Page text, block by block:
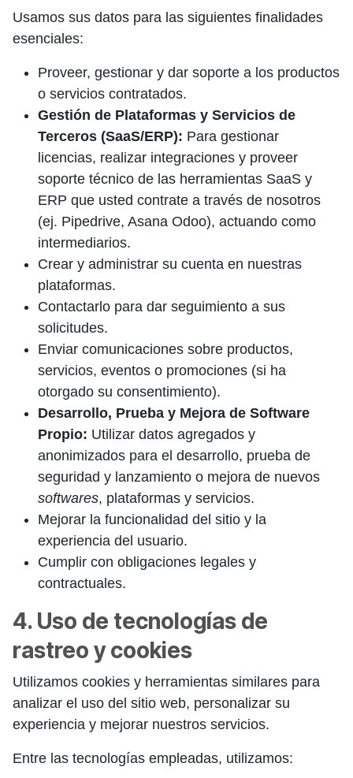
Usamos sus datos para las siguientes finalidades
esenciales:
Proveer, gestionar y dar soporte a los productos
o servicios contratados.
Gestión de Plataformas y Servicios de
Terceros (SaaS/ERP): Para gestionar
licencias, realizar integraciones y proveer
soporte técnico de las herramientas SaaS y
ERP que usted contrate a través de nosotros
(ej. Pipedrive, Asana Odoo), actuando como
intermediarios.
Crear y administrar su cuenta en nuestras
plataformas.
Contactarlo para dar seguimiento a sus
solicitudes.
Enviar comunicaciones sobre productos,
servicios, eventos o promociones (si ha
otorgado su consentimiento).
Desarrollo, Prueba y Mejora de Software
Propio: Utilizar datos agregados y
anonimizados para el desarrollo, prueba de
seguridad y lanzamiento o mejora de nuevos
softwares, plataformas y servicios.
Mejorar la funcionalidad del sitio y la
experiencia del usuario.
Cumplir con obligaciones legales y
contractuales.
4. Uso de tecnologías de
rastreo y cookies
Utilizamos cookies y herramientas similares para
analizar el uso del sitio web, personalizar su
experiencia y mejorar nuestros servicios.
Entre las tecnologías empleadas, utilizamos: